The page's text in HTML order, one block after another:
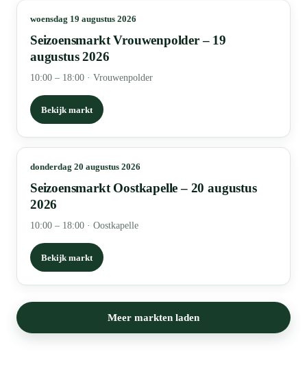
woensdag 19 augustus 2026
Seizoensmarkt Vrouwenpolder – 19
augustus 2026
10:00 – 18:00 · Vrouwenpolder
Bekijk markt
donderdag 20 augustus 2026
Seizoensmarkt Oostkapelle – 20 augustus
2026
10:00 – 18:00 · Oostkapelle
Bekijk markt
Meer markten laden